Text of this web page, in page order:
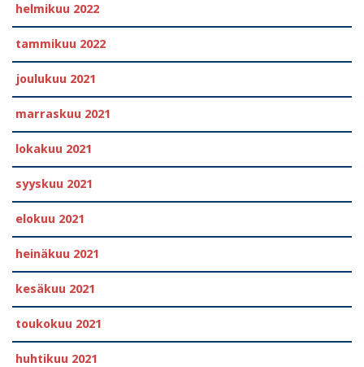
helmikuu 2022
tammikuu 2022
joulukuu 2021
marraskuu 2021
lokakuu 2021
syyskuu 2021
elokuu 2021
heinäkuu 2021
kesäkuu 2021
toukokuu 2021
huhtikuu 2021